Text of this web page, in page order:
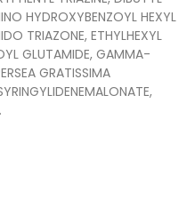
HYDROXYBENZOYL HEXYL
TRIAZONE, ETHYLHEXYL
GLUTAMIDE, GAMMA-
GRATISSIMA